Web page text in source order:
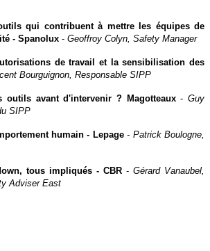
qui contribuent à mettre les équipes de
- Spanolux - Geoffroy Colyn, Safety Manager
de travail et la sensibilisation des
Bourguignon, Responsable SIPP
outils avant d'intervenir ? Magotteaux-Guy
SIPP
humain - Lepage - Patrick Boulogne,
tous impliqués - CBR - Gérard Vanaubel,
Adviser East